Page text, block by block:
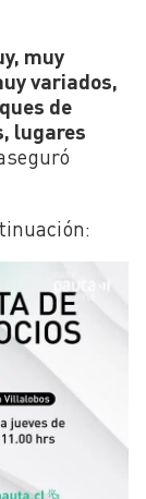
muy
variados,
de
lugares